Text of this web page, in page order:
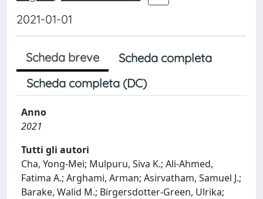
2021-01-01
Scheda breve
Scheda completa
Scheda completa (DC)
Anno
2021
Tutti gli autori
Cha, Yong-Mei; Mulpuru, Siva K.; Ali-Ahmed,
Fatima A.; Arghami, Arman; Asirvatham, Samuel J.;
Barake, Walid M.; Birgersdotter-Green, Ulrika;